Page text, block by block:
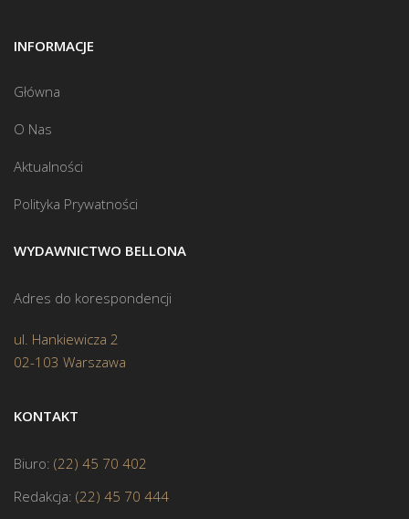
INFORMACJE
Główna
O Nas
Aktualności
Polityka Prywatności
WYDAWNICTWO BELLONA
Adres do korespondencji
ul. Hankiewicza 2
02-103 Warszawa
KONTAKT
Biuro: (22) 45 70 402
Redakcja: (22) 45 70 444